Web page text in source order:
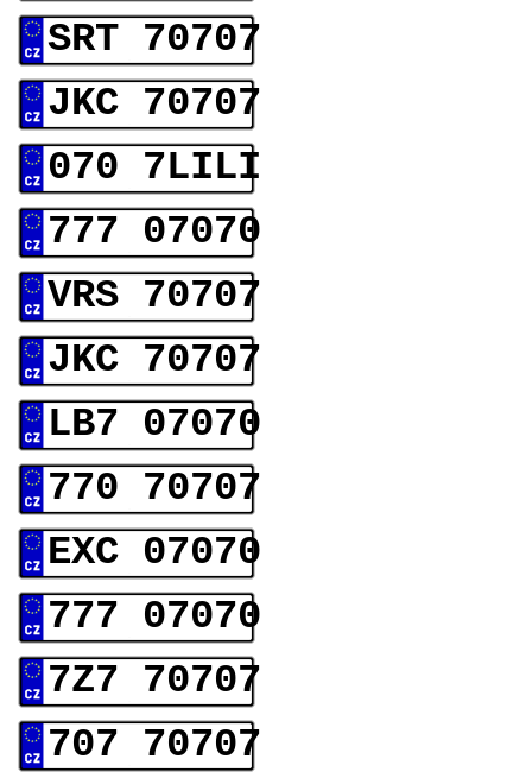
SRT 70707
JKC 70707
070 7LILI
777 07070
VRS 70707
JKC 70707
LB7 07070
770 70707
EXC 07070
777 07070
7Z7 70707
707 70707